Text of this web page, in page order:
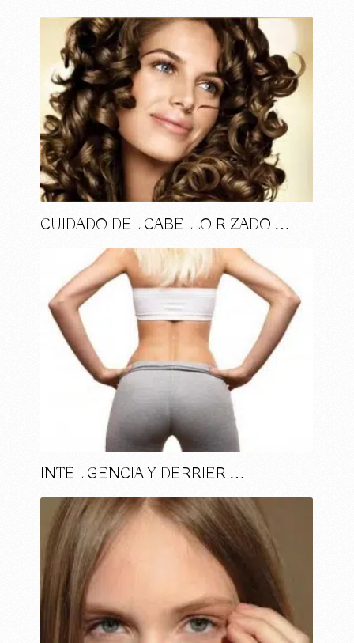
CUIDADO DEL CABELLO RIZADO …
INTELIGENCIA Y DERRIER …